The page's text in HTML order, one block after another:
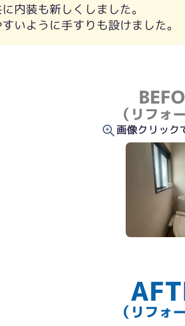
内装も新しくしました。
いように手すりも設けました。
（リフォ
画像クリック
（リフォ